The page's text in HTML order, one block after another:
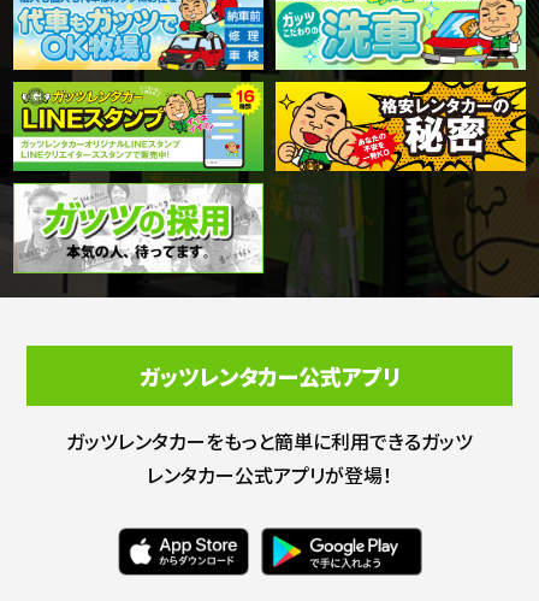
ガッツレンタカー公式アプリ
ガッツレンタカーをもっと簡単に利用できるガッツ
レンタカー公式アプリが登場！